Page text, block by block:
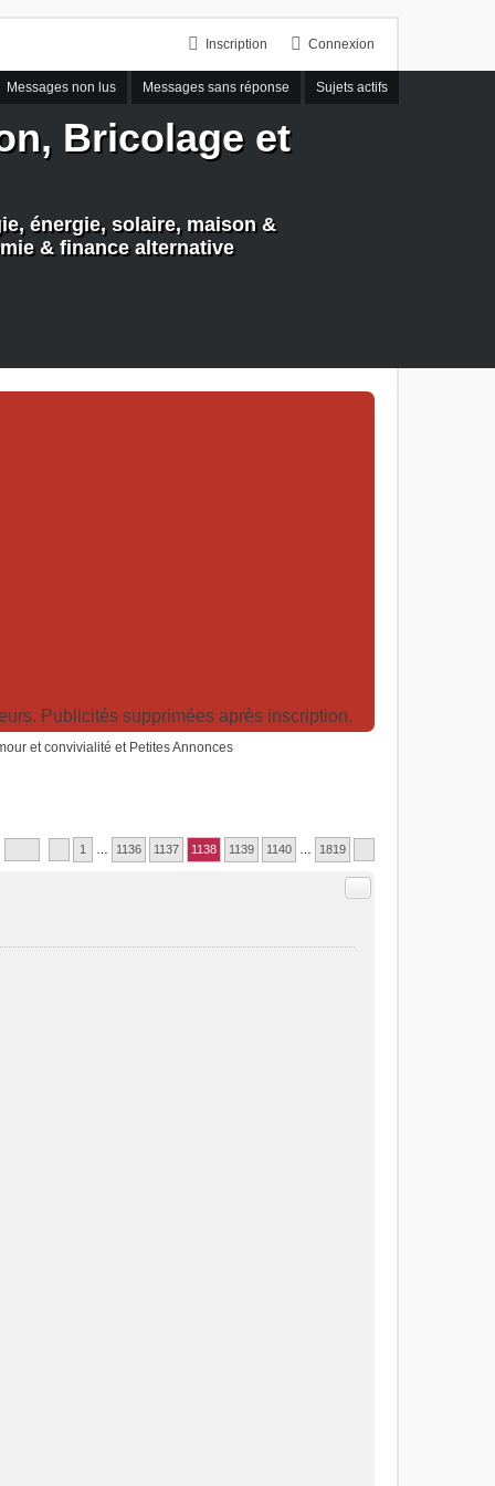
Connexion
Inscription
Messages non lus Messages sans réponse Sujets actifs
Bricolage et
énergie, solaire, maison &
& finance alternative
Publicités supprimées après inscription.
et convivialité et Petites Annonces
1 1136 1137 1138 1139 1140 1819
Citer